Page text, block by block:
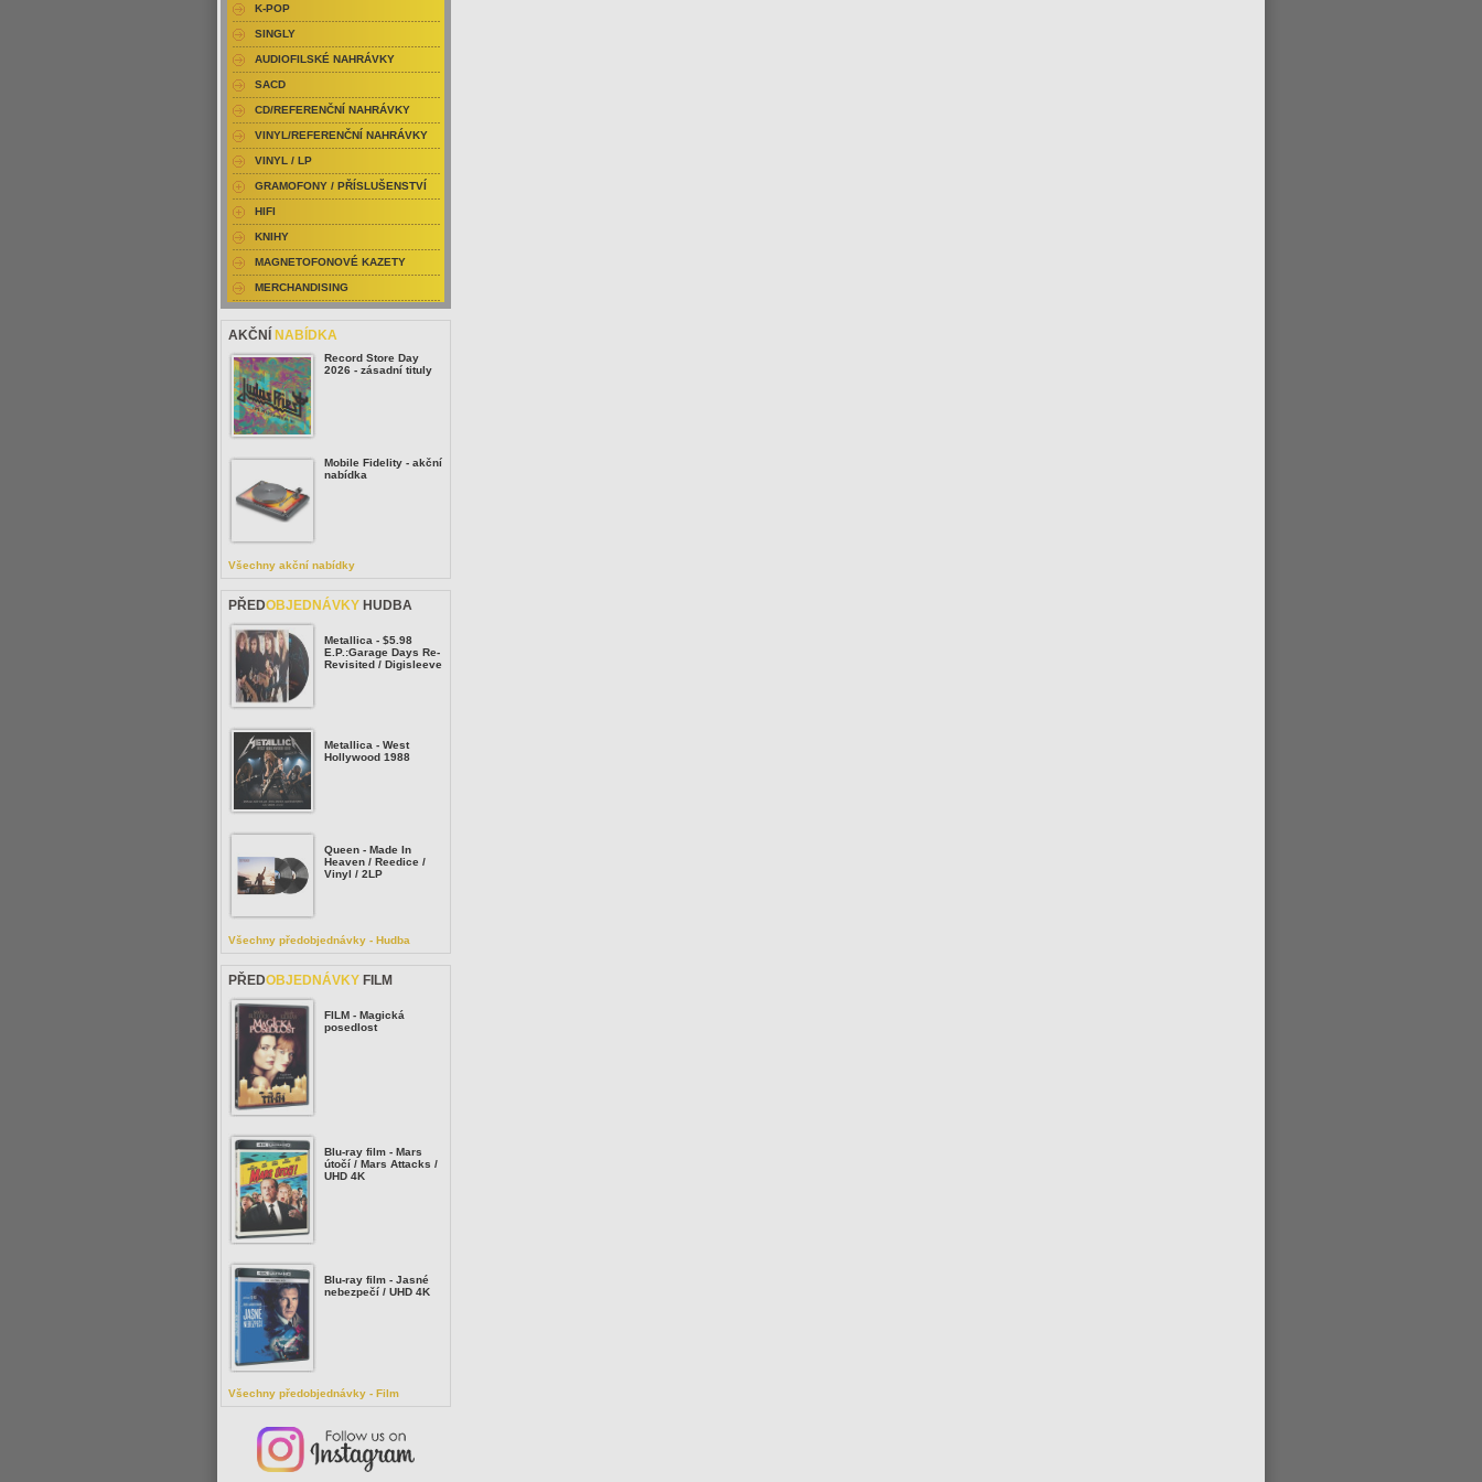
K-POP
SINGLY
AUDIOFILSKÉ NAHRÁVKY
SACD
CD/REFERENČNÍ NAHRÁVKY
VINYL/REFERENČNÍ NAHRÁVKY
VINYL / LP
GRAMOFONY / PŘÍSLUŠENSTVÍ
HIFI
KNIHY
MAGNETOFONOVÉ KAZETY
MERCHANDISING
AKČNÍ NABÍDKA
Record Store Day
2026 - zásadní tituly
Mobile Fidelity - akční
nabídka
Všechny akční nabídky
PŘEDOBJEDNÁVKY HUDBA
Metallica - $5.98
E.P.:Garage Days Re-
Revisited / Digisleeve
Metallica - West
Hollywood 1988
Queen - Made In
Heaven / Reedice /
Vinyl / 2LP
Všechny předobjednávky - Hudba
PŘEDOBJEDNÁVKY FILM
FILM - Magická
posedlost
Blu-ray film - Mars
útočí / Mars Attacks /
UHD 4K
Blu-ray film - Jasné
nebezpečí / UHD 4K
Všechny předobjednávky - Film